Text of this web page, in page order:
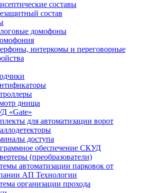
составы
состав
домофоны
интеркомы и переговорные
днища
«Gate»
для автоматизации ворот
доступа
обеспечение СКУД
(преобразователи)
автоматизации парковок от
АП Технологии
организации прохода